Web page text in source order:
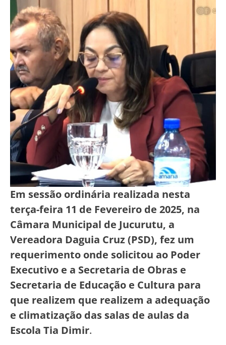
Em sessão ordinária realizada nesta
terça-feira 11 de Fevereiro de 2025, na
Câmara Municipal de Jucurutu, a
Vereadora Daguia Cruz (PSD), fez um
requerimento onde solicitou ao Poder
Executivo e a Secretaria de Obras e
Secretaria de Educação e Cultura para
que realizem que realizem a adequação
e climatização das salas de aulas da
Escola Tia Dimir.